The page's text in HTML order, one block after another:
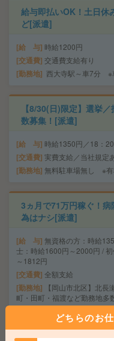
給与即払いOK！土日休
ど[派遣]
給 与 時給1200円
交通費 交通費支給有り
勤務地 西大寺駅～車7分 ※
【8/30(日)限定】選挙
数募集！[派遣]
給 与 時給1350円／18：
交通費 実費支給／当社規定あ
勤務地 無料駐車場無し ※有
3ヵ月で71万円稼ぐ！
為はナシ[派遣]
給 与 無資格の方：時給
士：時給1600円～2000円 /
～1812円
交通費 全額支給
勤務地
【岡山市北区】北
町・田町・福渡など勤務地多
座り仕事！給与即払い
どちらのお